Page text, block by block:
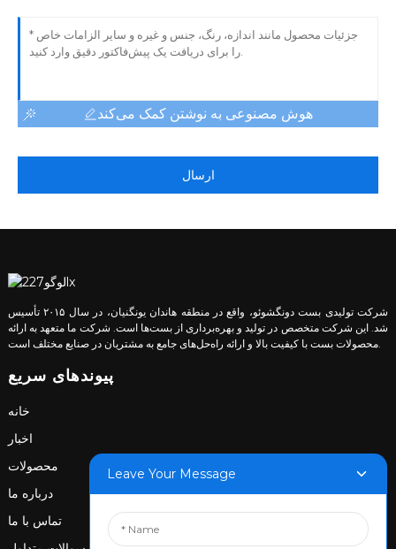
هوش مصنوعی به نوشتن کمک می‌کند
ارسال
شرکت تولیدی بست دونگشوئو، واقع در منطقه هاندان یونگنیان، در سال ۲۰۱۵ تأسیس
شد. این شرکت متخصص در تولید و بهره‌برداری از بست‌ها است. شرکت ما متعهد به ارائه
محصولات بست با کیفیت بالا و ارائه راه‌حل‌های جامع به مشتریان در صنایع مختلف است.
پیوندهای سریع
خانه
اخبار
محصولات
درباره ما
تماس با ما
Leave Your Message